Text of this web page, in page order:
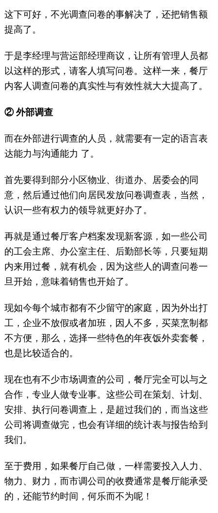
这下可好，不光调查问卷的事解决了，还把销售额
提高了。
于是李经理与营运部经理商议，让所有管理人员都
以这样的形式，请客人填写问卷。这样一来，餐厅
内客人调查问卷的真实性与有效性就大大提高了。
② 外部调查
而在外部进行调查的人员，就需要有一定的语言表
达能力与沟通能力 了。
首先要得到部分小区物业、街道办、居委会的同
意，然后通过他们向居民发放问卷调查表，当然，
认识一些有权力的领导就更好办了。
再就是通过餐厅客户档案发现新客源，如一些公司
的工会主席、办公室主任、后勤部长等，只要短期
内来用过餐，就有机会，因为这些人的调查问卷一
旦开始，意味着销售也开始了。
现如今每个城市都有不少留守的家庭，因为外出打
工，企业不放假或者加班，因人不多，买菜烹制都
不方便，那么，选择一些特色的年夜饭外卖套餐，
也是比较适合的。
现在也有不少市场调查的公司，餐厅完全可以与之
合作，专业人做专业事。这些公司在策划、计划、
安排、执行问卷调查上，是超过我们的，而当这些
公司将调查做完，也会有详细的统计表与报告给到
我们。
至于费用，如果餐厅自己做，一样需要投入人力、
物力、财力，而市调公司的收费通常是餐厅能承受
的，还能节约时间，何乐而不为呢！